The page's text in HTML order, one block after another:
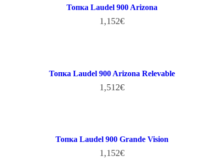
Топка Laudel 900 Arizona
1,152€
Топка Laudel 900 Arizona Relevable
1,512€
Топка Laudel 900 Grande Vision
1,152€